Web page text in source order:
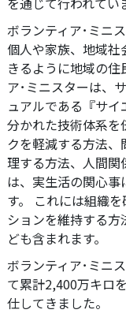
ボランティア･ミニ
個人や家族、地域
きるように地域の住
ア･ミニスターは、
ュアルである『サ
分かれた技術体系を
クを軽減する方法
理する方法、人間関
は、実生活の関心
す。 これには組織
ションを維持する
ども含まれます。
ボランティア･ミニ
て累計2,400万キロ
仕してきました。